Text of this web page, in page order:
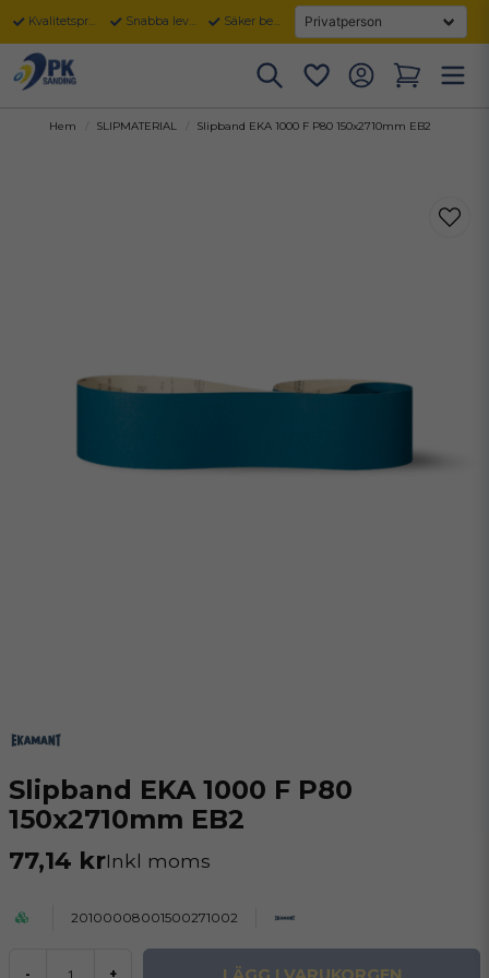
Kvalitetsprodukter Snabba leveranser Säker betalning
Hem SLIPMATERIAL Slipband EKA 1000 F P80 150x2710mm EB2
Slipband EKA 1000 F P80
150x2710mm EB2
77,14 krInkl moms
20100008001500271002
- +